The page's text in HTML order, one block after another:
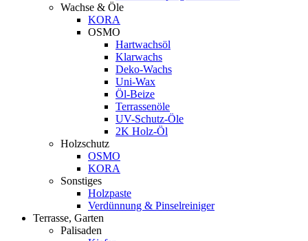
Wachse & Öle
KORA
OSMO
Hartwachsöl
Klarwachs
Deko-Wachs
Uni-Wax
Öl-Beize
Terrassenöle
UV-Schutz-Öle
2K Holz-Öl
Holzschutz
OSMO
KORA
Sonstiges
Holzpaste
Verdünnung & Pinselreiniger
Terrasse, Garten
Palisaden